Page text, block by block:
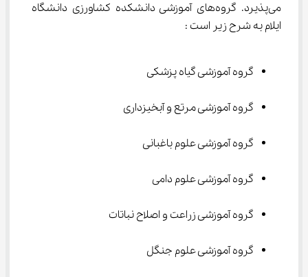
می‌پذیرد. گروه‌های آموزشی دانشکده کشاورزی دانشگاه
ایلام به شرح زیر است :
گروه آموزشی گیاه پزشکی
گروه آموزشی مرتع و آبخیزداری
گروه آموزشی علوم باغبانی
گروه آموزشی علوم دامی
گروه آموزشی زراعت و اصلاح نباتات
گروه آموزشی علوم جنگل